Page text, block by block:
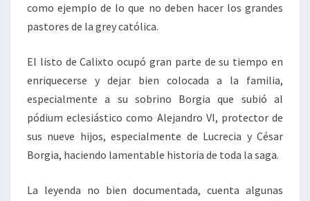
como ejemplo de lo que no deben hacer los grandes
pastores de la grey católica.
El listo de Calixto ocupó gran parte de su tiempo en
enriquecerse y dejar bien colocada a la familia,
especialmente a su sobrino Borgia que subió al
pódium eclesiástico como Alejandro VI, protector de
sus nueve hijos, especialmente de Lucrecia y César
Borgia, haciendo lamentable historia de toda la saga.
La leyenda no bien documentada, cuenta algunas